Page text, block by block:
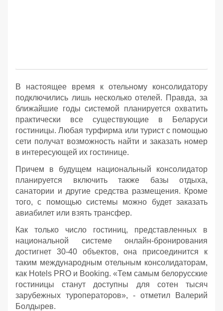
В настоящее время к отельному консолидатору
подключились лишь несколько отелей. Правда, за
ближайшие годы системой планируется охватить
практически все существующие в Беларуси
гостиницы. Любая турфирма или турист с помощью
сети получат возможность найти и заказать номер
в интересующей их гостинице.
Причем в будущем национальный консолидатор
планируется включить также базы отдыха,
санатории и другие средства размещения. Кроме
того, с помощью системы можно будет заказать
авиабилет или взять трансфер.
Как только число гостиниц, представленных в
национальной системе онлайн-бронирования
достигнет 30-40 объектов, она присоединится к
таким международным отельным консолидаторам,
как Hotels PRO и Booking. «Тем самым белорусские
гостиницы станут доступны для сотен тысяч
зарубежных туроператоров», - отметил Валерий
Болдырев.